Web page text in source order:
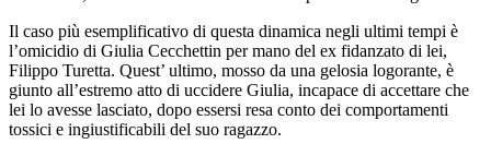
Il caso più esemplificativo di questa dinamica negli ultimi tempi è
l’omicidio di Giulia Cecchettin per mano del ex fidanzato di lei,
Filippo Turetta. Quest’ ultimo, mosso da una gelosia logorante, è
giunto all’estremo atto di uccidere Giulia, incapace di accettare che
lei lo avesse lasciato, dopo essersi resa conto dei comportamenti
tossici e ingiustificabili del suo ragazzo.